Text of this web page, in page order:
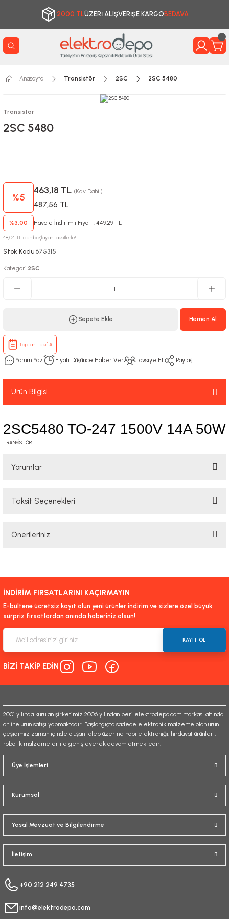
2000 TLÜZERİ ALIŞVERİŞE KARGO BEDAVA
Anasayfa Transistör 2SC 2SC 5480
Transistör
2SC 5480
%5
463,18 TL (Kdv Dahil)
487,56 TL
%3,00 Havale İndirimli Fiyatı : 449,29 TL
48,04 TL den başlayan taksitlerle!!
Stok Kodu:675315
Kategori:2SC
Sepete Ekle Hemen Al
Toptan Teklif Al
Yorum Yaz Fiyatı Düşünce Haber Ver Tavsiye Et Paylaş
Ürün Bilgisi
2SC5480 TO-247 1500V 14A 50W
TRANSİSTÖR
Yorumlar
Taksit Seçenekleri
Önerileriniz
yetersiz gördüğünüz noktaları öneri formunu kullanarak tarafımıza
iletebilirsiniz.
Görüş ve önerileriniz için teşekkür ederiz.
Ürün açıklamasında eksik bilgiler bulunuyor.
Ürün bilgilerinde hatalar bulunuyor.
Ürün fiyatı diğer sitelerden daha pahalı.
Gönder
İNDİRİM FIRSATLARINI KAÇIRMAYIN
E-bültene ücretsiz kayıt olun yeni ürünler indirim ve sizlere özel büyük
sürpriz fırsatlardan anında haberiniz olsun!
KAYIT OL
BİZİ TAKİP EDİN
2001 yılında kurulan şirketimiz 2006 yılından beri elektrodepo.com markası altında
online ürün satışı yapmaktadır. Başlangıçta sadece elektronik malzeme olan ürün
çeşidimiz zaman içinde oluşan talep üzerine hobi elektroniği, hırdavat ürünleri,
robotik malzemeler ile genişleyerek devam etmektedir.
Üye İşlemleri
Kurumsal
Yasal Mevzuat ve Bilgilendirme
İletişim
+90 212 249 4735
info@elektrodepo.com